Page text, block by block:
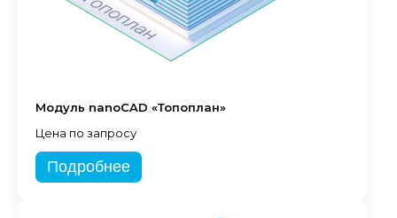
Модуль nanoCAD «Топоплан»
Цена по запросу
Подробнее